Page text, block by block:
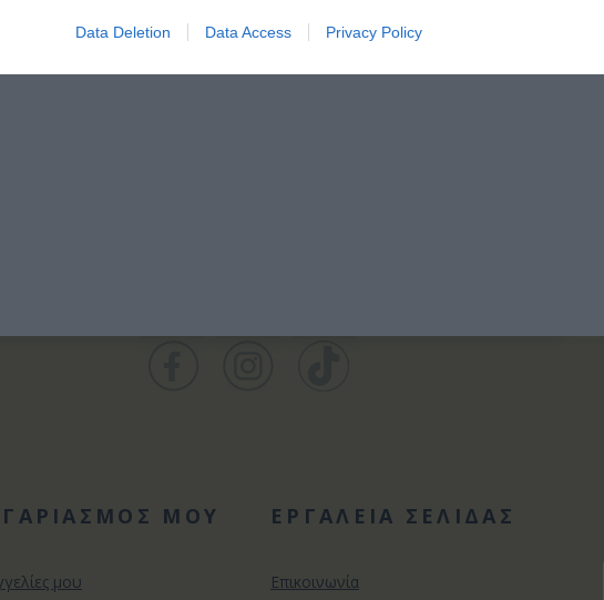
Data Deletion Data Access Privacy Policy
ΜΟΥ
μου
ΕΡΓΑΛΕΙΑ ΣΕΛΙΔΑΣ
Επικοινωνία